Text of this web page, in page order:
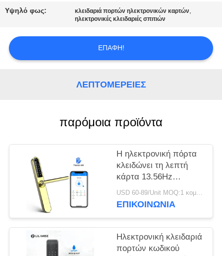
NEWS
ΠΟΛΙΤΙΚΉ
ΜΥΣΤΙΚΌΤΗΤΑΣ
Υψηλό φως: κλειδαριά πορτών ηλεκτρονικών καρτών,
ηλεκτρονικές κλειδαριές σπιτιών
ΕΠΑΦΉ!
ΛΕΠΤΟΜΈΡΕΙΕΣ
παρόμοια προϊόντα
Η ηλεκτρονική πόρτα
κλειδώνει τη λεπτή
κάρτα 13.56Hz
πρόσβασης MF1 WiFi
APP επιτροπής
USD 60-89/Unit MOQ:1 κομμάτι
ΕΠΙΚΟΙΝΩΝΊΑ
Ηλεκτρονική κλειδαριά
πορτών κωδικού